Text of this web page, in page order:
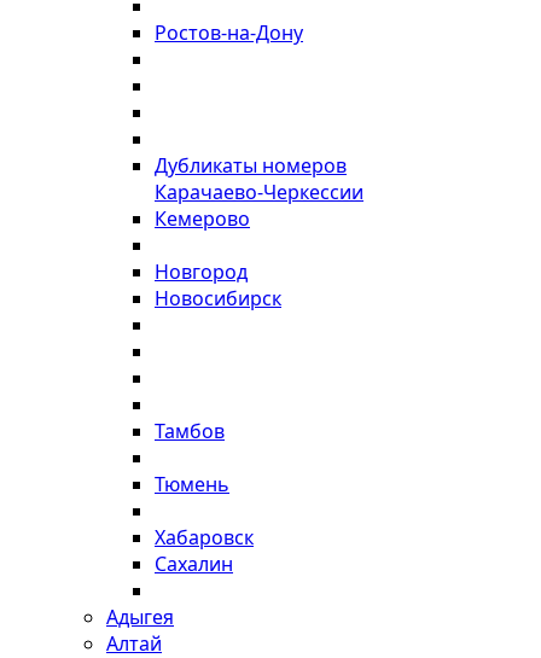
Ростов-на-Дону
Дубликаты номеров
Карачаево-Черкессии
Кемерово
Новгород
Новосибирск
Тамбов
Тюмень
Хабаровск
Сахалин
Адыгея
Алтай